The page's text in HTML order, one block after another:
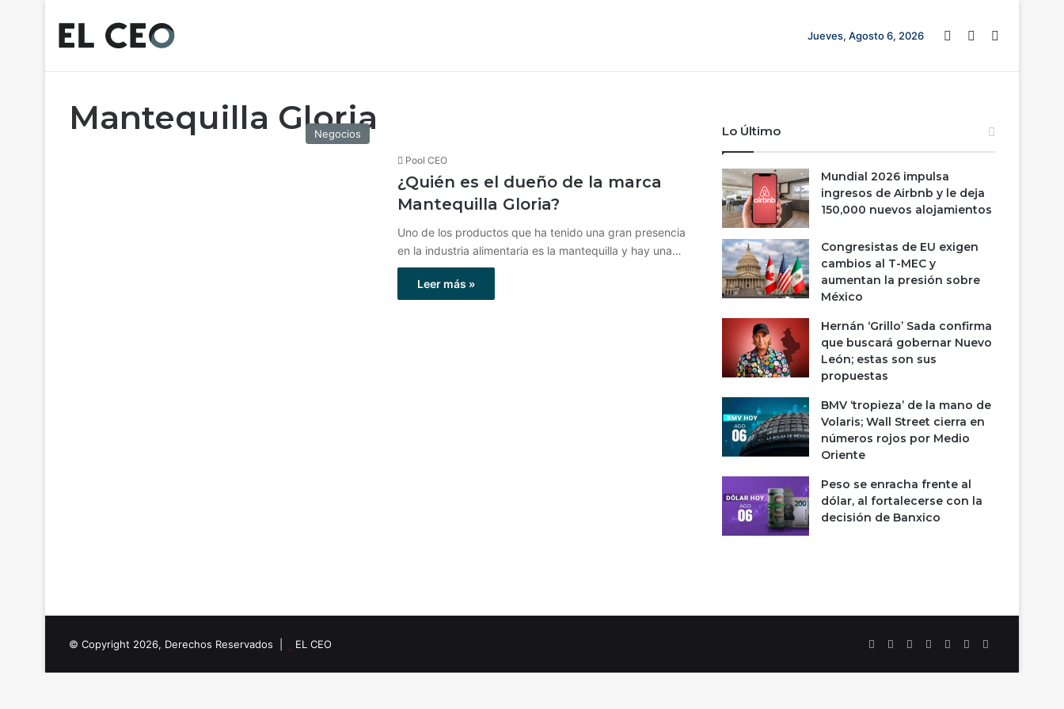
Jueves, Agosto 6, 2026 Barra lateral
Switch skin
Mantequilla Gloria
Negocios
Pool CEO
¿Quién es el dueño de la marca
Mantequilla Gloria?
Uno de los productos que ha tenido una gran presencia
en la industria alimentaria es la mantequilla y hay una…
Leer más »
Lo Último
Mundial 2026 impulsa
ingresos de Airbnb y le deja
150,000 nuevos alojamientos
Congresistas de EU exigen
cambios al T-MEC y
aumentan la presión sobre
México
Hernán ‘Grillo’ Sada confirma
que buscará gobernar Nuevo
León; estas son sus
propuestas
BMV ‘tropieza’ de la mano de
Volaris; Wall Street cierra en
números rojos por Medio
Oriente
Peso se enracha frente al
dólar, al fortalecerse con la
decisión de Banxico
© Copyright 2026, Derechos Reservados | EL CEO FacebookLinkedInYouTubeInstagram
Spotify